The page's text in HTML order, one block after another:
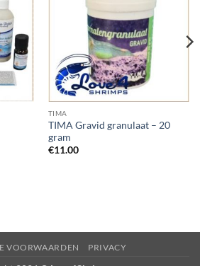
Wishlist
Wishlist
TIMA
TIMA Gravid granulaat – 20
gram
€11.00
VOORWAARDEN PRIVACY